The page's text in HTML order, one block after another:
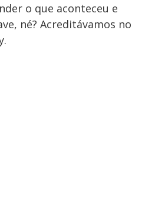
o que aconteceu e
né? Acreditávamos no